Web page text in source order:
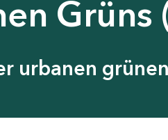
Grüns
urbanen